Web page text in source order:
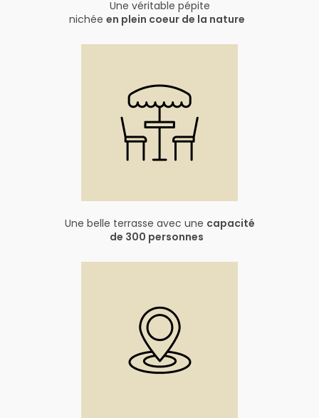
Une véritable pépite
nichée en plein coeur de la nature
Une belle terrasse avec une capacité
de 300 personnes